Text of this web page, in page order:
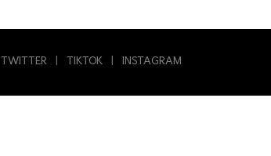
TWITTER TIKTOK INSTAGRAM